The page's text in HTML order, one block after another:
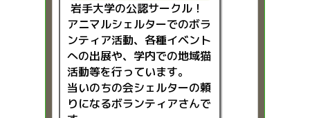
岩手大学の公認サークル！
アニマルシェルターでのボラ
ンティア活動、各種イベント
への出展や、学内での地域猫
活動等を行っています。
当いのちの会シェルターの頼
りになるボランティアさんで